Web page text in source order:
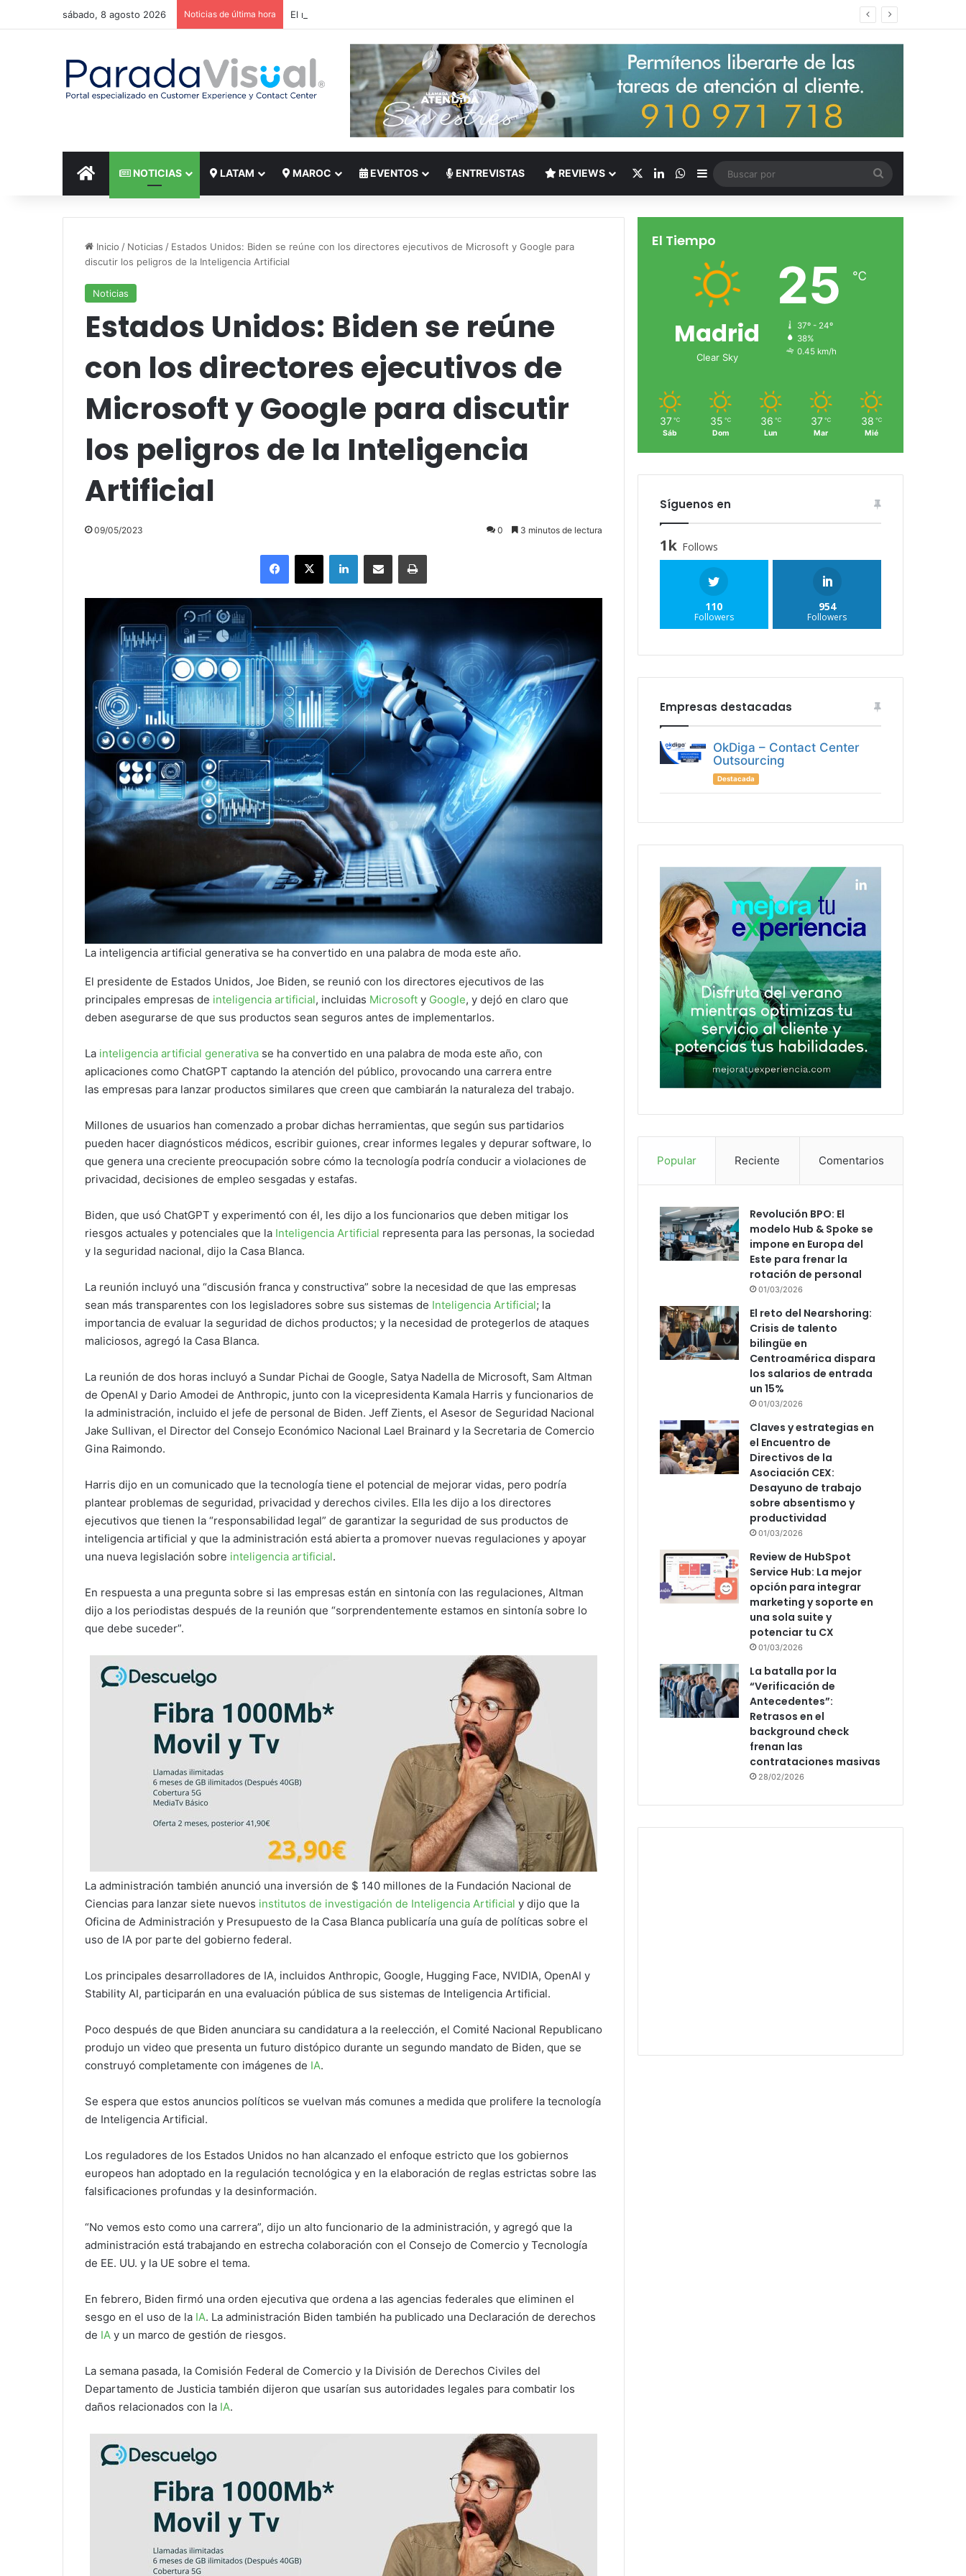
sábado, 8 agosto 2026 Noticias de última hora El reto del Nearshoring: Crisis de talento bilingüe en Centroamérica dispara los salarios de entrada un 15%
INICIO NOTICIAS LATAM MAROC EVENTOS ENTREVISTAS REVIEWS LinkedInWhatsApp
Barra lateral
por
Inicio / Noticias / Estados Unidos: Biden se reúne con los directores ejecutivos de Microsoft y Google para
discutir los peligros de la Inteligencia Artificial
Noticias
Estados Unidos: Biden se reúne
con los directores ejecutivos de
Microsoft y Google para discutir
los peligros de la Inteligencia
Artificial
09/05/2023 0 3 minutos de lectura
Facebook
X LinkedInCompartir por correo electrónicoImprimir
La inteligencia artificial generativa se ha convertido en una palabra de moda este año.
El presidente de Estados Unidos, Joe Biden, se reunió con los directores ejecutivos de las
principales empresas de inteligencia artificial, incluidas Microsoft y Google, y dejó en claro que
deben asegurarse de que sus productos sean seguros antes de implementarlos.
La inteligencia artificial generativa se ha convertido en una palabra de moda este año, con
aplicaciones como ChatGPT captando la atención del público, provocando una carrera entre
las empresas para lanzar productos similares que creen que cambiarán la naturaleza del trabajo.
Millones de usuarios han comenzado a probar dichas herramientas, que según sus partidarios
pueden hacer diagnósticos médicos, escribir guiones, crear informes legales y depurar software, lo
que genera una creciente preocupación sobre cómo la tecnología podría conducir a violaciones de
privacidad, decisiones de empleo sesgadas y estafas.
Biden, que usó ChatGPT y experimentó con él, les dijo a los funcionarios que deben mitigar los
riesgos actuales y potenciales que la Inteligencia Artificial representa para las personas, la sociedad
y la seguridad nacional, dijo la Casa Blanca.
La reunión incluyó una “discusión franca y constructiva” sobre la necesidad de que las empresas
sean más transparentes con los legisladores sobre sus sistemas de Inteligencia Artificial; la
importancia de evaluar la seguridad de dichos productos; y la necesidad de protegerlos de ataques
maliciosos, agregó la Casa Blanca.
La reunión de dos horas incluyó a Sundar Pichai de Google, Satya Nadella de Microsoft, Sam Altman
de OpenAI y Dario Amodei de Anthropic, junto con la vicepresidenta Kamala Harris y funcionarios de
la administración, incluido el jefe de personal de Biden. Jeff Zients, el Asesor de Seguridad Nacional
Jake Sullivan, el Director del Consejo Económico Nacional Lael Brainard y la Secretaria de Comercio
Gina Raimondo.
Harris dijo en un comunicado que la tecnología tiene el potencial de mejorar vidas, pero podría
plantear problemas de seguridad, privacidad y derechos civiles. Ella les dijo a los directores
ejecutivos que tienen la “responsabilidad legal” de garantizar la seguridad de sus productos de
inteligencia artificial y que la administración está abierta a promover nuevas regulaciones y apoyar
una nueva legislación sobre inteligencia artificial.
En respuesta a una pregunta sobre si las empresas están en sintonía con las regulaciones, Altman
dijo a los periodistas después de la reunión que “sorprendentemente estamos en sintonía sobre lo
que debe suceder”.
La administración también anunció una inversión de $ 140 millones de la Fundación Nacional de
Ciencias para lanzar siete nuevos institutos de investigación de Inteligencia Artificial y dijo que la
Oficina de Administración y Presupuesto de la Casa Blanca publicaría una guía de políticas sobre el
uso de IA por parte del gobierno federal.
Los principales desarrolladores de IA, incluidos Anthropic, Google, Hugging Face, NVIDIA, OpenAI y
Stability AI, participarán en una evaluación pública de sus sistemas de Inteligencia Artificial.
Poco después de que Biden anunciara su candidatura a la reelección, el Comité Nacional Republicano
produjo un video que presenta un futuro distópico durante un segundo mandato de Biden, que se
construyó completamente con imágenes de IA.
Se espera que estos anuncios políticos se vuelvan más comunes a medida que prolifere la tecnología
de Inteligencia Artificial.
Los reguladores de los Estados Unidos no han alcanzado el enfoque estricto que los gobiernos
europeos han adoptado en la regulación tecnológica y en la elaboración de reglas estrictas sobre las
falsificaciones profundas y la desinformación.
“No vemos esto como una carrera”, dijo un alto funcionario de la administración, y agregó que la
administración está trabajando en estrecha colaboración con el Consejo de Comercio y Tecnología
de EE. UU. y la UE sobre el tema.
En febrero, Biden firmó una orden ejecutiva que ordena a las agencias federales que eliminen el
sesgo en el uso de la IA. La administración Biden también ha publicado una Declaración de derechos
de IA y un marco de gestión de riesgos.
La semana pasada, la Comisión Federal de Comercio y la División de Derechos Civiles del
Departamento de Justicia también dijeron que usarían sus autoridades legales para combatir los
daños relacionados con la IA.
El Tiempo
Madrid
Clear Sky
25 ℃
37º - 24º
38%
0.45 km/h
37 ℃
Sáb
35 ℃
Dom
36 ℃
Lun
37 ℃
Mar
38 ℃
Mié
Síguenos en
1k Follows
110
Followers
954
Followers
Empresas destacadas
OkDiga – Contact Center
Outsourcing
Destacada
Popular Reciente Comentarios
Revolución BPO: El
modelo Hub & Spoke se
impone en Europa del
Este para frenar la
rotación de personal
01/03/2026
El reto del Nearshoring:
Crisis de talento
bilingüe en
Centroamérica dispara
los salarios de entrada
un 15%
01/03/2026
Claves y estrategias en
el Encuentro de
Directivos de la
Asociación CEX:
Desayuno de trabajo
sobre absentismo y
productividad
01/03/2026
Review de HubSpot
Service Hub: La mejor
opción para integrar
marketing y soporte en
una sola suite y
potenciar tu CX
01/03/2026
La batalla por la
“Verificación de
Antecedentes”:
Retrasos en el
background check
frenan las
contrataciones masivas
28/02/2026